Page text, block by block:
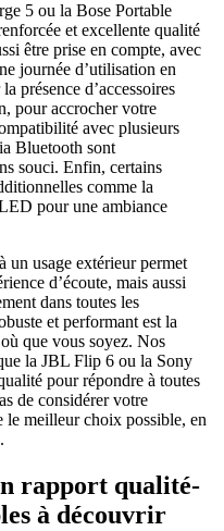
5 ou la Bose Portable
et excellente qualité
être prise en compte, avec
journée d’utilisation en
présence d’accessoires
pour accrocher votre
avec plusieurs
Bluetooth sont
souci. Enfin, certains
comme la
pour une ambiance
un usage extérieur permet
d’écoute, mais aussi
dans toutes les
et performant est la
que vous soyez. Nos
la JBL Flip 6 ou la Sony
pour répondre à toutes
de considérer votre
le meilleur choix possible, en
rapport qualité-
à découvrir